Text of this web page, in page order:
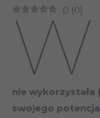
0 (0)
W
nie
swojego